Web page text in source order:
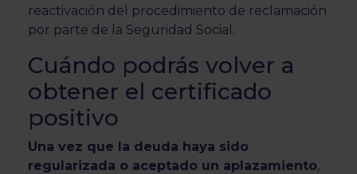
reactivación del procedimiento de reclamación
por parte de la Seguridad Social.
Cuándo podrás volver a
obtener el certificado
positivo
Una vez que la deuda haya sido
regularizada o aceptado un aplazamiento,